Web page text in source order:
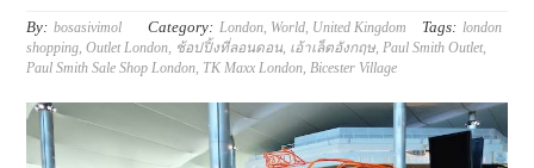
By: bosasivimol Category: London, World, United Kingdom Tags: london
shopping,Outlet London, ช้อปปิ้งที่ลอนดอน, เอ้าเล็ตอังกฤษ,Paul Smith Outlet,
Paul Smith Sale Shop London, TK Maxx London,Bicester Village